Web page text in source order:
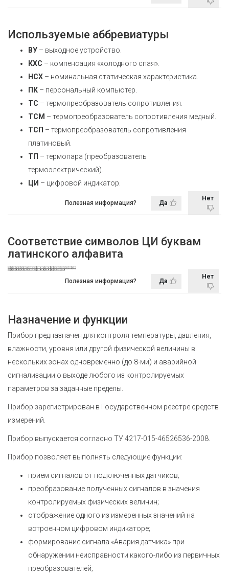
Используемые аббревиатуры
ВУ – выходное устройство.
КХС – компенсация «холодного спая».
НСХ – номинальная статическая характеристика.
ПК – персональный компьютер.
ТС – термопреобразователь сопротивления.
ТСМ – термопреобразователь сопротивления медный.
ТСП – термопреобразователь сопротивления
платиновый.
ТП – термопара (преобразователь
термоэлектрический).
ЦИ – цифровой индикатор.
Полезная информация? Да
Нет
Соответствие символов ЦИ буквам
латинского алфавита
Полезная информация? Да
Нет
Назначение и функции
Прибор предназначен для контроля температуры, давления,
влажности, уровня или другой физической величины в
нескольких зонах одновременно (до 8-ми) и аварийной
сигнализации о выходе любого из контролируемых
параметров за заданные пределы.
Прибор зарегистрирован в Государственном реестре средств
измерений.
Прибор выпускается согласно ТУ 4217-015-46526536-2008.
Прибор позволяет выполнять следующие функции:
прием сигналов от подключенных датчиков;
преобразование полученных сигналов в значения
контролируемых физических величин;
отображение одного из измеренных значений на
встроенном цифровом индикаторе;
формирование сигнала «Авария датчика» при
обнаружении неисправности какого-либо из первичных
преобразователей;